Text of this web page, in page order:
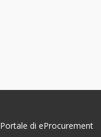
Portale di eProcurement